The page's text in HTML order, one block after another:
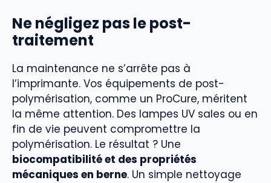
Ne négligez pas le post-
traitement
La maintenance ne s’arrête pas à
l’imprimante. Vos équipements de post-
polymérisation, comme un ProCure, méritent
la même attention. Des lampes UV sales ou en
fin de vie peuvent compromettre la
polymérisation. Le résultat ? Une
biocompatibilité et des propriétés
mécaniques en berne. Un simple nettoyage